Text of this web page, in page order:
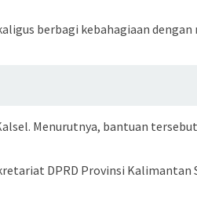
berbagi kebahagiaan dengan
Menurutnya, bantuan
DPRD Provinsi Kalimantan